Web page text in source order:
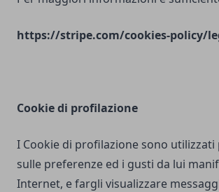
https://stripe.com/cookies-policy/
Cookie di profilazione
I Cookie di profilazione sono
sulle preferenze ed i gusti da lui
Internet, e fargli visualizzare